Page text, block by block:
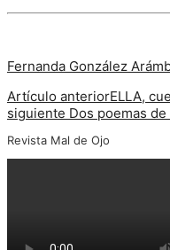
Fernanda González
Artículo anteriorELLA,
siguiente Dos poemas
Revista Mal de Ojo